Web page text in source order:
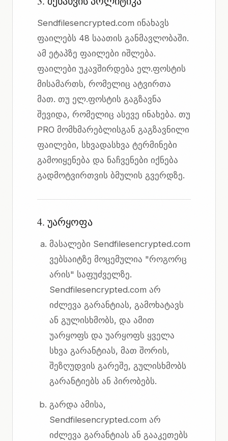
Sendfilesencrypted.com ინახავს
ფაილებს 48 საათის განმავლობაში.
ამ ეტაპზე ფაილები იშლება.
ფაილები უკავშირდება ელ.ფოსტის
მისამართს, რომელიც ატვირთა
მათ. თუ ელ.ფოსტის გაგზავნა
შევიდა, რომელიც ასევე ინახება. თუ
PRO მომხმარებლისგან გაგზავნილი
ფაილები, სხვადასხვა ტერმინები
გამოიყენება და ნაჩვენები იქნება
გადმოტვირთვის ბმულის გვერდზე.
4. უარყოფა
მასალები Sendfilesencrypted.com
ვებსაიტზე მოცემულია "როგორც
არის" საფუძველზე.
Sendfilesencrypted.com არ
იძლევა გარანტიას, გამოხატავს
ან გულისხმობს, და ამით
უარყოფს და უარყოფს ყველა
სხვა გარანტიას, მათ შორის,
შეზღუდვის გარეშე, გულისხმობს
გარანტიებს ან პირობებს.
გარდა ამისა,
Sendfilesencrypted.com არ
იძლევა გარანტიას ან გააკეთებს